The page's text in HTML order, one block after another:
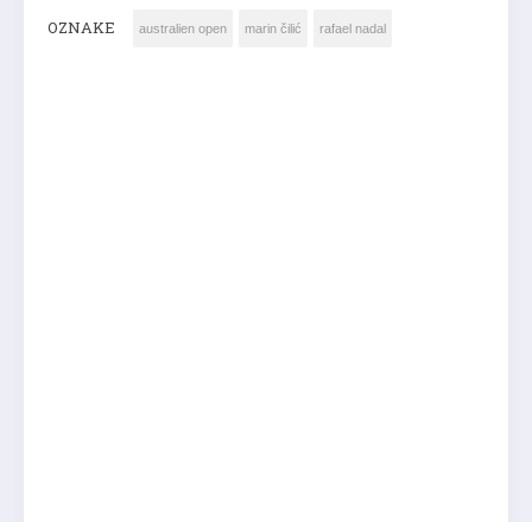
OZNAKE australien open marin čilić rafael nadal